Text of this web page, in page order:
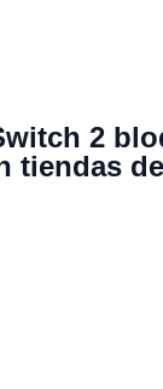
2
tiendas